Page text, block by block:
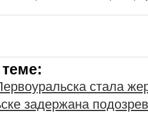
стала
задержана